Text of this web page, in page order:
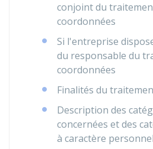
conjoint du
coordonnées
Si l'entreprise
du responsable du
coordonnées
Finalités du
Description des
concernées et des
à caractère personnel